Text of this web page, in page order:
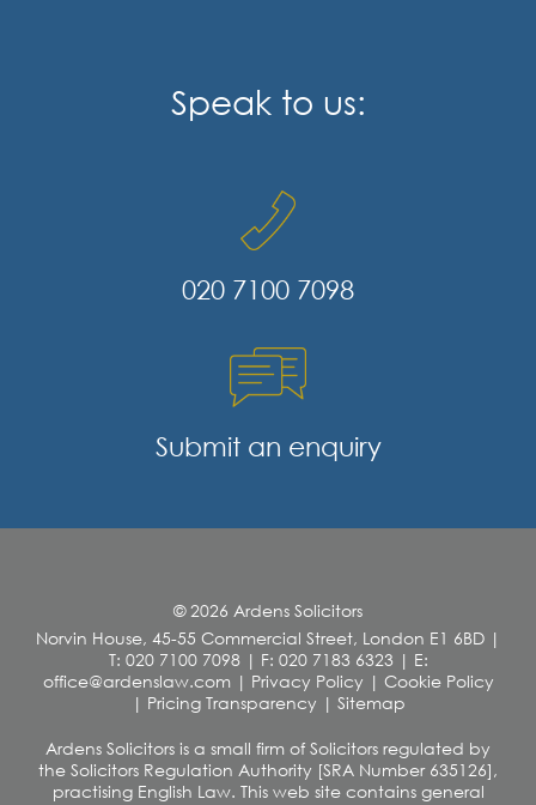
Speak to us:
020 7100 7098
Submit an enquiry
© 2026 Ardens Solicitors
Norvin House, 45-55 Commercial Street, London E1 6BD |
T: 020 7100 7098| F: 020 7183 6323 | E:
office@ardenslaw.com| Privacy Policy | Cookie Policy
| Pricing Transparency | Sitemap
Ardens Solicitors is a small firm of Solicitors regulated by
the Solicitors Regulation Authority [SRA Number 635126],
practising English Law. This web site contains general